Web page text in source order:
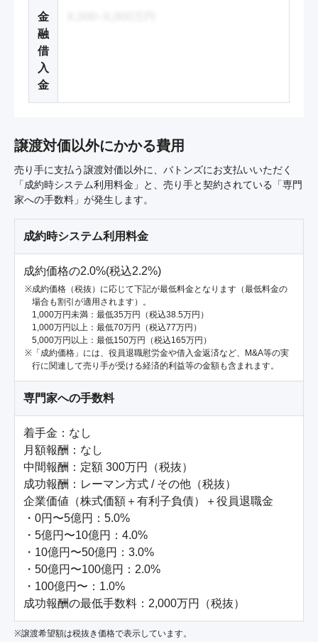
金
融
借
入
金
譲渡対価以外にかかる費用
売り手に支払う譲渡対価以外に、バトンズにお支払いいただく
「成約時システム利用料金」と、売り手と契約されている「専門
家への手数料」が発生します。
成約時システム利用料金
成約価格の2.0%(税込2.2%)
成約価格（税抜）に応じて下記が最低料金となります（最低料金の
場合も割引が適用されます）。
1,000万円未満：最低35万円（税込38.5万円）
1,000万円以上：最低70万円（税込77万円）
5,000万円以上：最低150万円（税込165万円）
「成約価格」には、役員退職慰労金や借入金返済など、M&A等の実
行に関連して売り手が受ける経済的利益等の金額も含まれます。
専門家への手数料
着手金：なし
月額報酬：なし
中間報酬：定額 300万円（税抜）
成功報酬：レーマン方式 / その他（税抜）
企業価値（株式価額＋有利子負債）＋役員退職金
・0円〜5億円：5.0%
・5億円〜10億円：4.0%
・10億円〜50億円：3.0%
・50億円〜100億円：2.0%
・100億円〜：1.0%
成功報酬の最低手数料：2,000万円（税抜）
※譲渡希望額は税抜き価格で表示しています。